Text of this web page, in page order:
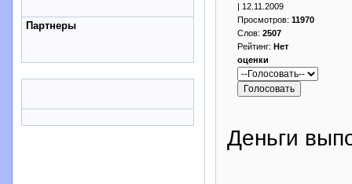
Партнеры
| 12.11.2009
Просмотров: 11970
Слов: 2507
Рейтинг: Нет
оценки
Деньги